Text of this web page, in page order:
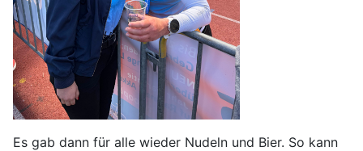
Es gab dann für alle wieder Nudeln und Bier. So kann